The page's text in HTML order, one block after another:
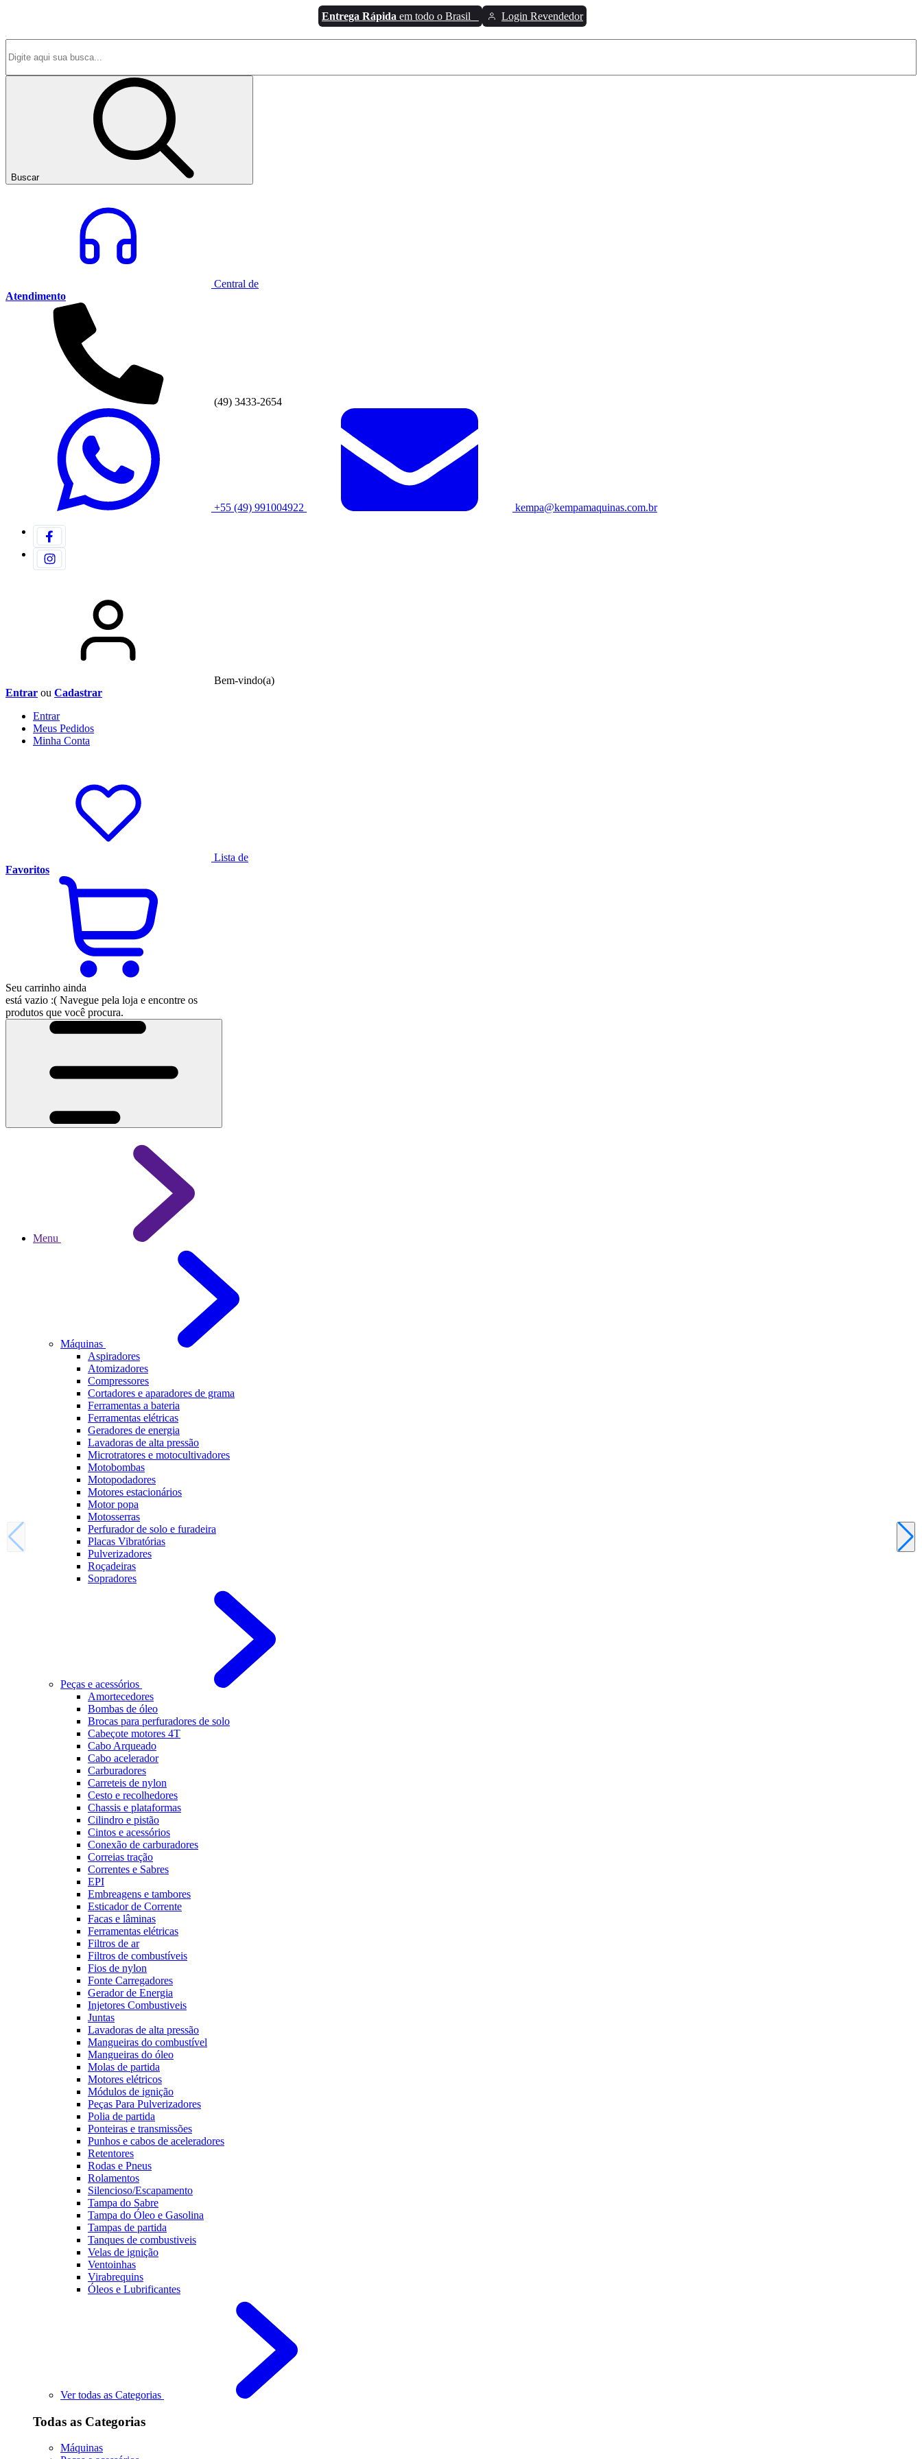
Entrega Rápida em todo o Brasil Login Revendedor
Buscar
Central de
Atendimento
(49) 3433-2654
+55 (49) 991004922 kempa@kempamaquinas.com.br
Bem-vindo(a)
Entrar ou Cadastrar
Entrar
Meus Pedidos
Minha Conta
Lista de
Favoritos
Seu carrinho ainda
está vazio :( Navegue pela loja e encontre os
produtos que você procura.
Menu
Máquinas
Aspiradores
Atomizadores
Compressores
Cortadores e aparadores de grama
Ferramentas a bateria
Ferramentas elétricas
Geradores de energia
Lavadoras de alta pressão
Microtratores e motocultivadores
Motobombas
Motopodadores
Motores estacionários
Motor popa
Motosserras
Perfurador de solo e furadeira
Placas Vibratórias
Pulverizadores
Roçadeiras
Sopradores
Peças e acessórios
Amortecedores
Bombas de óleo
Brocas para perfuradores de solo
Cabeçote motores 4T
Cabo Arqueado
Cabo acelerador
Carburadores
Carreteis de nylon
Cesto e recolhedores
Chassis e plataformas
Cilindro e pistão
Cintos e acessórios
Conexão de carburadores
Correias tração
Correntes e Sabres
EPI
Embreagens e tambores
Esticador de Corrente
Facas e lâminas
Ferramentas elétricas
Filtros de ar
Filtros de combustíveis
Fios de nylon
Fonte Carregadores
Gerador de Energia
Injetores Combustiveis
Juntas
Lavadoras de alta pressão
Mangueiras do combustível
Mangueiras do óleo
Molas de partida
Motores elétricos
Módulos de ignição
Peças Para Pulverizadores
Polia de partida
Ponteiras e transmissões
Punhos e cabos de aceleradores
Retentores
Rodas e Pneus
Rolamentos
Silencioso/Escapamento
Tampa do Sabre
Tampa do Óleo e Gasolina
Tampas de partida
Tanques de combustiveis
Velas de ignição
Ventoinhas
Virabrequins
Óleos e Lubrificantes
Ver todas as Categorias
Todas as Categorias
Máquinas